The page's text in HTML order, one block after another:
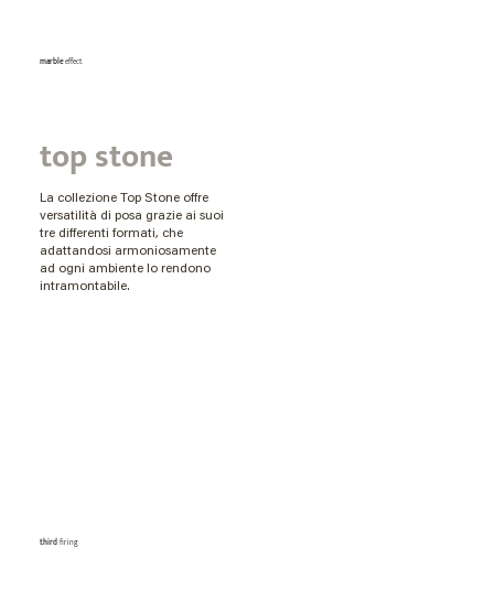
marbleeffect
La collezione Top Stone offre
versatilità di posa grazie ai suoi
tre differenti formati, che
adattandosi armoniosamente
ad ogni ambiente lo rendono
intramontabile.
top stone
thirdfiring